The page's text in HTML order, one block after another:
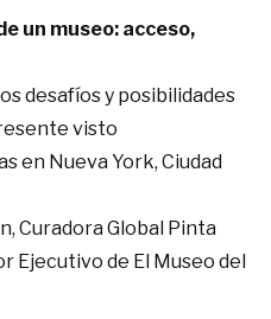
un museo: acceso,
desafíos y posibilidades
visto
en Nueva York, Ciudad
Curadora Global Pinta
Ejecutivo de El Museo del